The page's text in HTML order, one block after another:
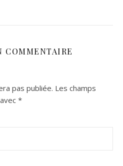
COMMENTAIRE
pas publiée. Les champs
*